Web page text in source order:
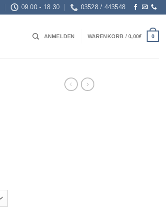
09:00 - 18:30 03528 / 443548
ANMELDEN WARENKORB /0,00€ 0